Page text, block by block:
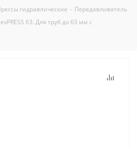
гидравлические - Передавливатель
63. Для труб до 63 мм с